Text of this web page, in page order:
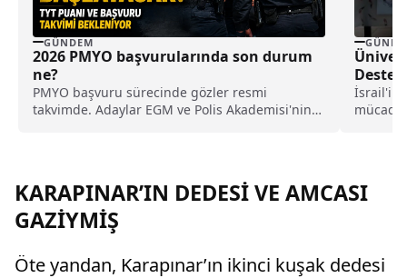
GÜNDEM
2026 PMYO başvurularında son durum
ne?
PMYO başvuru sürecinde gözler resmi
takvimde. Adaylar EGM ve Polis Akademisi'nin
İsrail'in
KARAPINAR’IN DEDESİ VE AMCASI
GAZİYMİŞ
Öte yandan, Karapınar’ın ikinci kuşak dedesi